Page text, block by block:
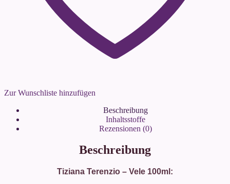
Zur Wunschliste hinzufügen
Beschreibung
Inhaltsstoffe
Rezensionen (0)
Beschreibung
Tiziana Terenzio – Vele 100ml: